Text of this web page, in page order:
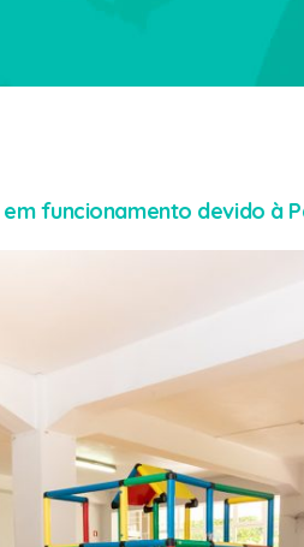
funcionamento devido à